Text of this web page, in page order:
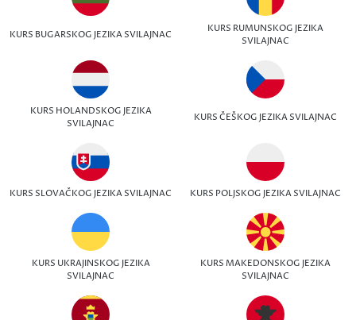
KURS BUGARSKOG JEZIKA SVILAJNAC
KURS RUMUNSKOG JEZIKA
SVILAJNAC
KURS HOLANDSKOG JEZIKA
SVILAJNAC
KURS ČEŠKOG JEZIKA SVILAJNAC
KURS SLOVAČKOG JEZIKA SVILAJNAC KURS POLJSKOG JEZIKA SVILAJNAC
KURS UKRAJINSKOG JEZIKA
SVILAJNAC
KURS MAKEDONSKOG JEZIKA
SVILAJNAC